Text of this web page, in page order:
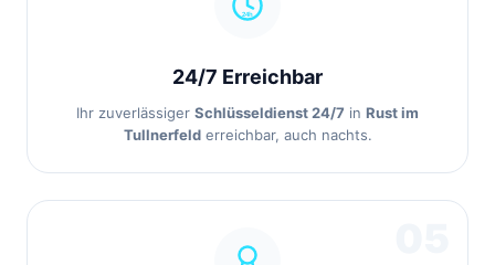
24/7 Erreichbar
Ihr zuverlässiger Schlüsseldienst 24/7 in Rust im
Tullnerfelderreichbar, auch nachts.